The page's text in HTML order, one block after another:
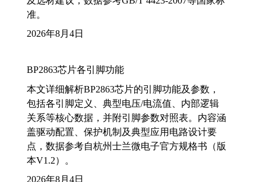
准。
2026年8月4日
BP2863芯片各引脚功能
本文详细解析BP2863芯片的引脚功能及参数，
包括各引脚定义、典型电压/电流值、内部逻辑
关系等核心数据，并附引脚参数对照表。内容涵
盖驱动配置、保护机制及典型应用电路设计要
点，数据参考自杭州士兰微电子官方规格书（版
本V1.2）。
2026年8月4日